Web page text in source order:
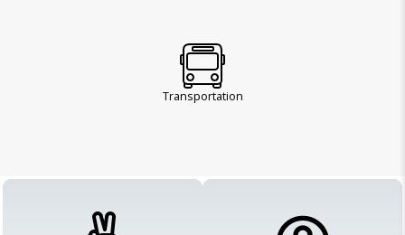
Transportation